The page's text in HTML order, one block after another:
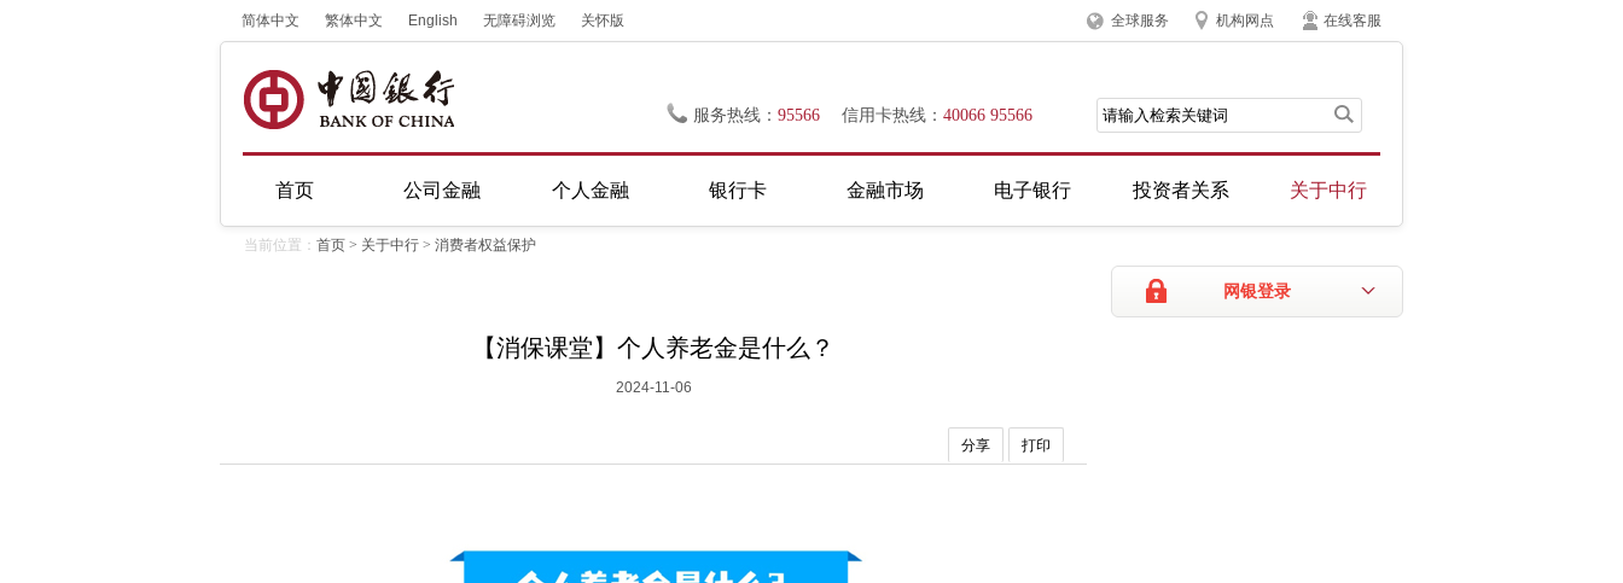
简体中文 繁体中文 English 无障碍浏览 关怀版 全球服务 机构网点 在线客服
服务热线： 95566 信用卡热线： 40066 95566
首页 公司金融 个人金融 银行卡 金融市场 电子银行 投资者关系 关于中行
当前位置： 首页 > 关于中行 > 消费者权益保护
网银登录
【消保课堂】个人养老金是什么？
2024-11-06
分享 打印